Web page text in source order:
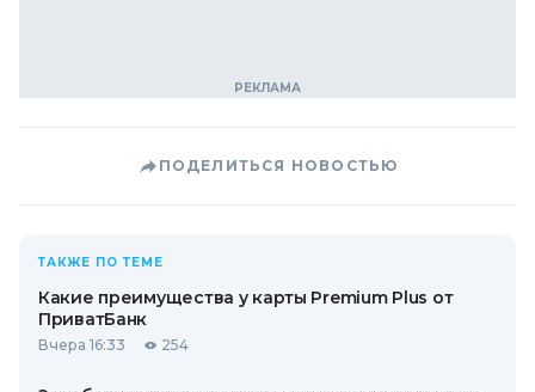
ПОДЕЛИТЬСЯ НОВОСТЬЮ
ТАКЖЕ ПО ТЕМЕ
Какие преимущества у карты Premium Plus от
ПриватБанк
Вчера 16:33 254